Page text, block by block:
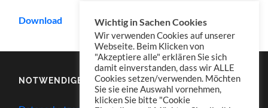
Download
NOTWENDIGES
Wichtig in Sachen Cookies
Wir verwenden Cookies auf unserer
Webseite. Beim Klicken von
"Akzeptiere alle" erklären Sie sich
damit einverstanden, dass wir ALLE
Cookies setzen/verwenden. Möchten
Sie sie eine Auswahl vornehmen,
klicken Sie bitte "Cookie